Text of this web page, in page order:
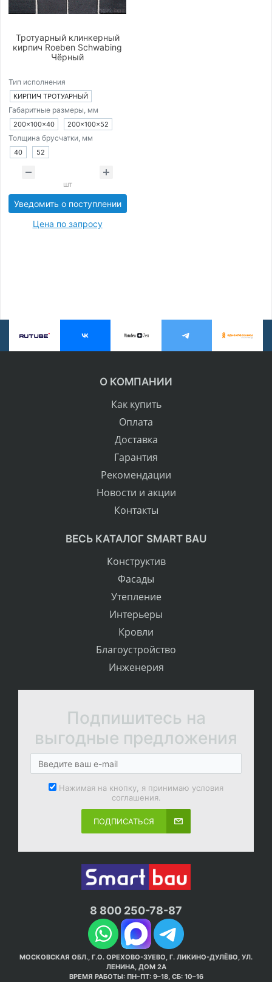
Тротуарный клинкерный
кирпич Roeben Schwabing
Чёрный
Тип исполнения
КИРПИЧ ТРОТУАРНЫЙ
Габаритные размеры, мм
200×100×40 200×100×52
Толщина брусчатки, мм
40 52
шт
Уведомить о поступлении
Цена по запросу
О КОМПАНИИ
Как купить
Оплата
Доставка
Гарантия
Рекомендации
Новости и акции
Контакты
ВЕСЬ КАТАЛОГ SMART BAU
Конструктив
Фасады
Утепление
Интерьеры
Кровли
Благоустройство
Инженерия
Подпишитесь на
выгодные предложения
Нажимая на кнопку, я принимаю условия
соглашения.
ПОДПИСАТЬСЯ
8 800 250-78-87
МОСКОВСКАЯ ОБЛ., Г.О. ОРЕХОВО-ЗУЕВО, Г. ЛИКИНО-ДУЛЁВО, УЛ.
ЛЕНИНА, ДОМ 2А
ВРЕМЯ РАБОТЫ: ПН–ПТ: 9–18, СБ: 10–16